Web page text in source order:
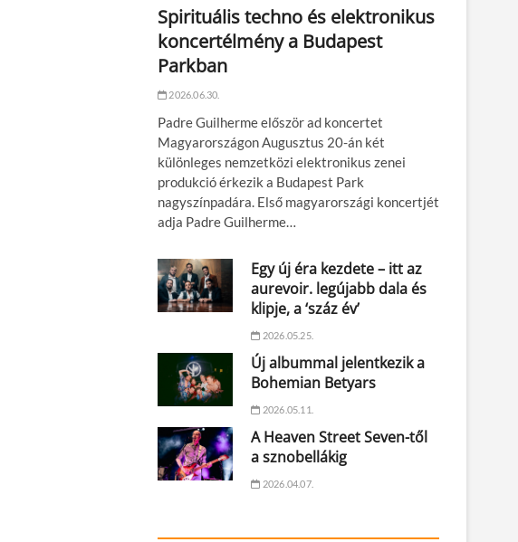
Spirituális techno és elektronikus
koncertélmény a Budapest
Parkban
2026.06.30.
Padre Guilherme először ad koncertet
Magyarországon Augusztus 20-án két
különleges nemzetközi elektronikus zenei
produkció érkezik a Budapest Park
nagyszínpadára. Első magyarországi koncertjét
adja Padre Guilherme…
Egy új éra kezdete – itt az
aurevoir. legújabb dala és
klipje, a ‘száz év’
2026.05.25.
Új albummal jelentkezik a
Bohemian Betyars
2026.05.11.
A Heaven Street Seven-től
a sznobellákig
2026.04.07.